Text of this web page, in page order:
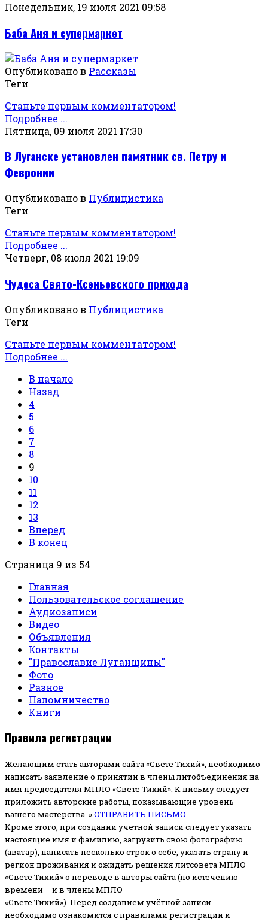
Понедельник, 19 июля 2021 09:58
Баба Аня и супермаркет
Опубликовано в Рассказы
Теги
Станьте первым комментатором!
Подробнее ...
Пятница, 09 июля 2021 17:30
В Луганске установлен памятник св. Петру и
Февронии
Опубликовано в Публицистика
Теги
Станьте первым комментатором!
Подробнее ...
Четверг, 08 июля 2021 19:09
Чудеса Свято-Ксеньевского прихода
Опубликовано в Публицистика
Теги
Станьте первым комментатором!
Подробнее ...
В начало
Назад
4
5
6
7
8
9
10
11
12
13
Вперед
В конец
Страница 9 из 54
Главная
Пользовательское соглашение
Аудиозаписи
Видео
Объявления
Контакты
"Православие Луганщины"
Фото
Разное
Паломничество
Книги
Правила регистрации
Желающим стать авторами сайта «Свете Тихий», необходимо
написать заявление о принятии в члены литобъединения на
имя председателя МПЛО «Свете Тихий». К письму следует
приложить авторские работы, показывающие уровень
вашего мастерства. »ОТПРАВИТЬ ПИСЬМО
Кроме этого, при создании учетной записи следует указать
настоящие имя и фамилию, загрузить свою фотографию
(аватар), написать несколько строк о себе, указать страну и
регион проживания и ожидать решения литсовета МПЛО
«Свете Тихий» о переводе в авторы сайта (по истечению
времени – и в члены МПЛО
«Свете Тихий»). Перед созданием учётной записи
необходимо ознакомится с правилами регистрации и